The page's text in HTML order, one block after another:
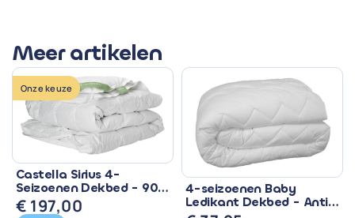
Meer artikelen
Onze keuze
Castella Sirius 4-
Seizoenen Dekbed - 90%
Eendendons &
Ventilerend
€ 197,00
4-seizoenen Baby
Ledikant Dekbed - Anti